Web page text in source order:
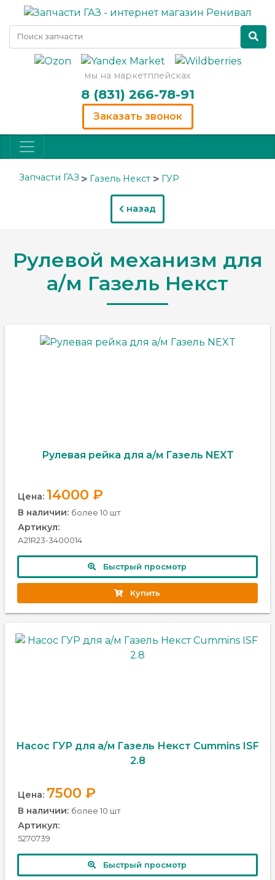
мы на маркетплейсках
8 (831) 266-78-91
Заказать звонок
Запчасти ГАЗ Газель Некст ГУР
назад
Рулевой механизм для
а/м Газель Некст
Рулевая рейка для а/м Газель NEXT
Цена: 14000 ₽
В наличии: более 10 шт
Артикул:
А21R23-3400014
Быстрый просмотр
Купить
Насос ГУР для а/м Газель Некст Cummins ISF
2.8
Цена: 7500 ₽
В наличии: более 10 шт
Артикул:
5270739
Быстрый просмотр